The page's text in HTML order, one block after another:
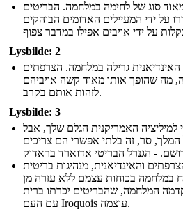
סוג של לחימה במלחמה. הבריטים
על ידי המעיילים האדומים הבוהקים
Lysbilde: 2
גרילה במלחמה. הצרפתים
מה שהופך אותו מאוד קשה אויביהם
לזהות אותם בקרב.
Lysbilde: 3
למיליציה האמריקנית הגלם שלך, אבל
סר, זה בלתי אפשרי הם צריכים
- הגנרל הבריטי אדוארד בראדוק
והאינדיאנית, מנהיגות בריטית
במלחמה בכוחות עצמם ללא עזרה מן
המלחמה, שהבריטים יכרתו ברית
עם העם Iroquois עוצמה.